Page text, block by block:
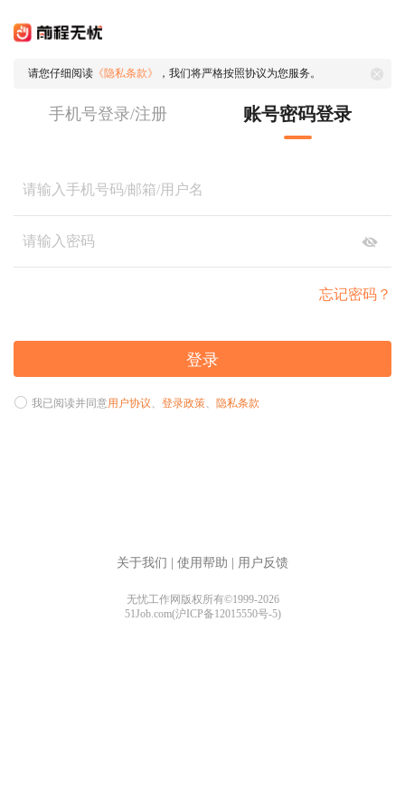
请您仔细阅读 《隐私条款》 ，我们将严格按照协议为您服务。
手机号登录/注册 账号密码登录
忘记密码？
登录
我已阅读并同意用户协议、 登录政策、 隐私条款
关于我们 使用帮助 用户反馈
无忧工作网版权所有©1999-2026
51Job.com(沪ICP备12015550号-5)